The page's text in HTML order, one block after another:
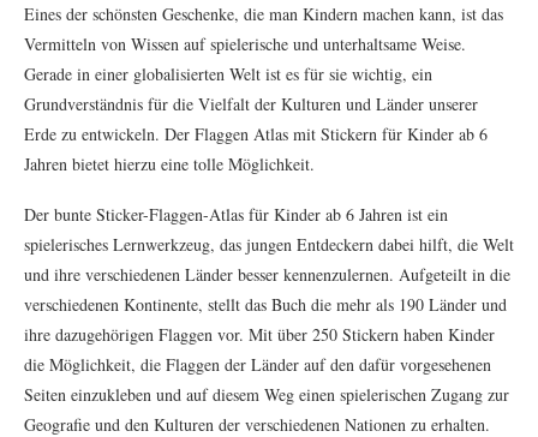
Eines der schönsten Geschenke, die man Kindern machen kann, ist das
Vermitteln von Wissen auf spielerische und unterhaltsame Weise.
Gerade in einer globalisierten Welt ist es für sie wichtig, ein
Grundverständnis für die Vielfalt der Kulturen und Länder unserer
Erde zu entwickeln. Der Flaggen Atlas mit Stickern für Kinder ab 6
Jahren bietet hierzu eine tolle Möglichkeit.
Der bunte Sticker-Flaggen-Atlas für Kinder ab 6 Jahren ist ein
spielerisches Lernwerkzeug, das jungen Entdeckern dabei hilft, die Welt
und ihre verschiedenen Länder besser kennenzulernen. Aufgeteilt in die
verschiedenen Kontinente, stellt das Buch die mehr als 190 Länder und
ihre dazugehörigen Flaggen vor. Mit über 250 Stickern haben Kinder
die Möglichkeit, die Flaggen der Länder auf den dafür vorgesehenen
Seiten einzukleben und auf diesem Weg einen spielerischen Zugang zur
Geografie und den Kulturen der verschiedenen Nationen zu erhalten.